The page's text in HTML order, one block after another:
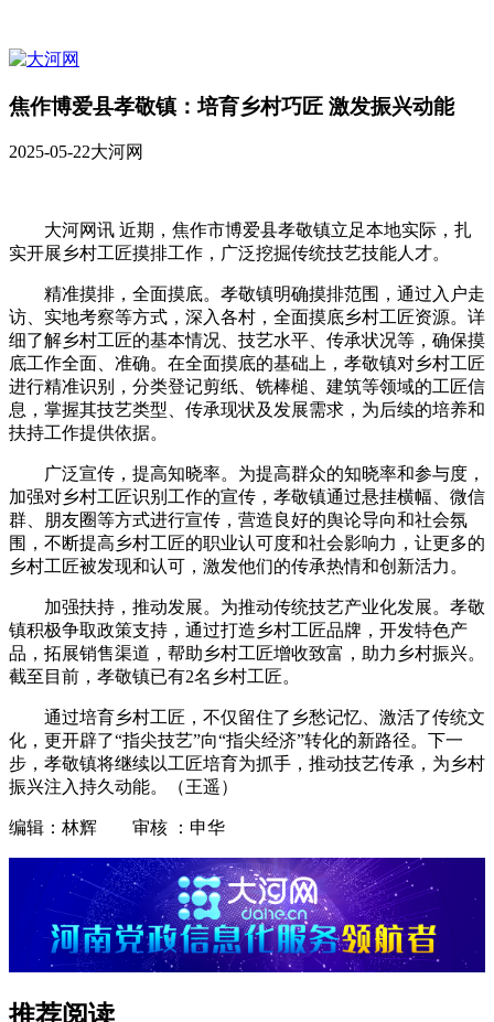
焦作博爱县孝敬镇：培育乡村巧匠 激发振兴动能
2025-05-22大河网
大河网讯 近期，焦作市博爱县孝敬镇‌立足本地实际，扎
实开展乡村工匠摸排工作，广泛挖掘传统技艺技能人才。
精准摸排，全面摸底。孝敬镇明确摸排范围，通过入户走
访、实地考察等方式，深入各村，全面摸底乡村工匠资源。详
细了解乡村工匠的基本情况、技艺水平、传承状况等，确保摸
底工作全面、准确。在全面摸底的基础上，孝敬镇对乡村工匠
进行精准识别，分类登记剪纸、铣棒槌、建筑等领域的工匠信
息，掌握其技艺类型、传承现状及发展需求，为后续的培养和
扶持工作提供依据。
广泛宣传，提高知晓率。为提高群众的知晓率和参与度，
加强对乡村工匠识别工作的宣传，孝敬镇通过悬挂横幅、微信
群、朋友圈等方式进行宣传，营造良好的舆论导向和社会氛
围，不断提高乡村工匠的职业认可度和社会影响力，让更多的
乡村工匠被发现和认可，激发他们的传承热情和创新活力。
加强扶持，推动发展。为推动传统技艺产业化发展。孝敬
镇积极争取政策支持，通过打造乡村工匠品牌，开发特色产
品，拓展销售渠道，帮助乡村工匠增收致富，助力乡村振兴。
截至目前，孝敬镇已有2名乡村工匠。
通过培育乡村工匠，不仅留住了乡愁记忆、激活了传统文
化，更开辟了“指尖技艺”向“指尖经济”转化的新路径。下一
步，孝敬镇将继续以工匠培育为抓手，推动技艺传承，为乡村
振兴注入持久动能。（王遥）
编辑：林辉 审核 ：申华
推荐阅读